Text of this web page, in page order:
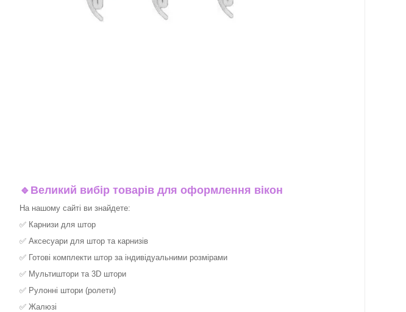
🔹 Великий вибір товарів для оформлення вікон
На нашому сайті ви знайдете:
✅ Карнизи для штор
✅ Аксесуари для штор та карнизів
✅ Готові комплекти штор за індивідуальними розмірами
✅ Мультиштори та 3D штори
✅ Рулонні штори (ролети)
✅ Жалюзі